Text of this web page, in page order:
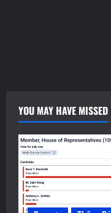
YOU MAY HAVE MISSED